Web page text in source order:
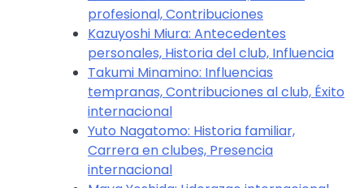
profesional, Contribuciones
Kazuyoshi Miura: Antecedentes
personales, Historia del club, Influencia
Takumi Minamino: Influencias
tempranas, Contribuciones al club, Éxito
internacional
Yuto Nagatomo: Historia familiar,
Carrera en clubes, Presencia
internacional